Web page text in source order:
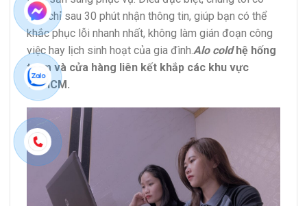
mặt chỉ sau 30 phút nhận thông tin, giúp bạn có thể
khắc phục lỗi nhanh nhất, không làm gián đoạn công
việc hay lịch sinh hoạt của gia đình.Alo coldhệ hống
trạm và cửa hàng liên kết khắp các khu vực
TP.HCM.